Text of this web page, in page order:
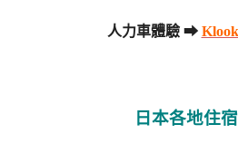
人力車體驗 ➡ Klook
日本各地住